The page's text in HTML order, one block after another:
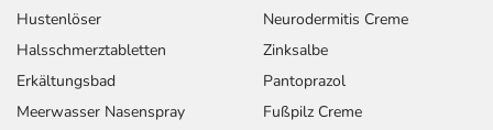
Hustenlöser
Halsschmerztabletten
Erkältungsbad
Meerwasser Nasenspray
Neurodermitis Creme
Zinksalbe
Pantoprazol
Fußpilz Creme